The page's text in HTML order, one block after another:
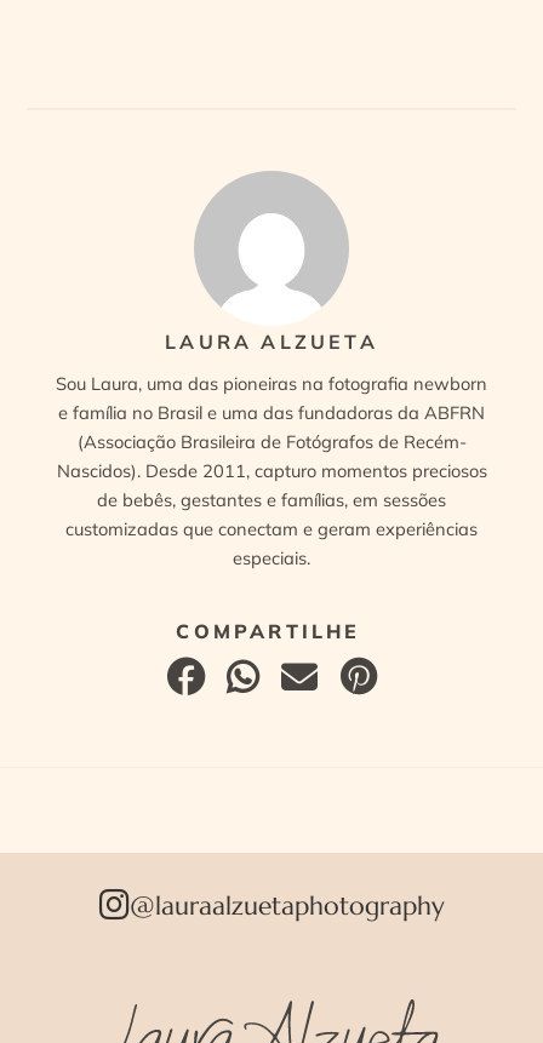
LAURA ALZUETA
Sou Laura, uma das pioneiras na fotografia newborn
e família no Brasil e uma das fundadoras da ABFRN
(Associação Brasileira de Fotógrafos de Recém-
Nascidos). Desde 2011, capturo momentos preciosos
de bebês, gestantes e famílias, em sessões
customizadas que conectam e geram experiências
especiais.
@lauraalzuetaphotography